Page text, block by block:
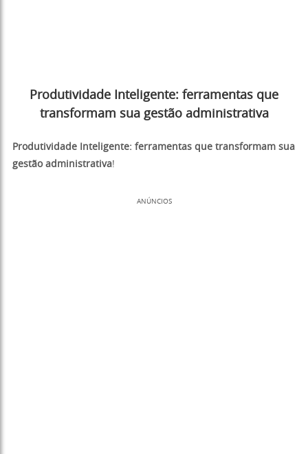
Produtividade Inteligente: ferramentas que
transformam sua gestão administrativa
Produtividade Inteligente: ferramentas que transformam sua
gestão administrativa!
ANÚNCIOS